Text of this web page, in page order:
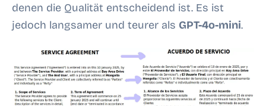
denen die Qualität entscheidend ist. Es ist
jedoch langsamer und teurer als GPT-4o-mini.